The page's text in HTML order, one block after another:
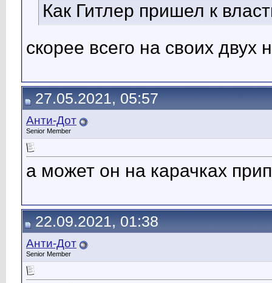
Как Гитлер пришел к
скорее всего на своих двух
27.05.2021, 05:57
Анти-Дот
Senior Member
а может он на карачках
22.09.2021, 01:38
Анти-Дот
Senior Member